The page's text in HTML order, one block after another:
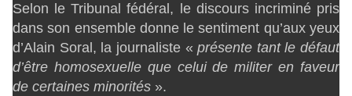
Selon le Tribunal fédéral, le discours incriminé pris
dans son ensemble donne le sentiment qu’aux yeux
d’Alain Soral, la journaliste «présente tant le défaut
d’être homosexuelle que celui de militer en faveur
de certaines minorités ».